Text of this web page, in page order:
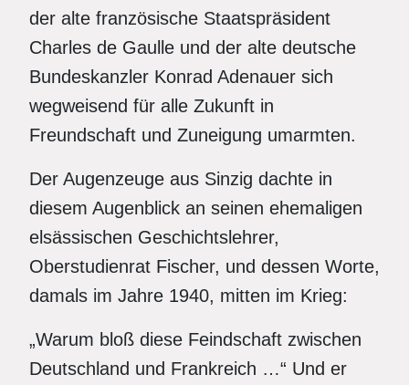
der alte französische Staatspräsident
Charles de Gaulle und der alte deutsche
Bundeskanzler Konrad Adenauer sich
wegweisend für alle Zukunft in
Freundschaft und Zuneigung umarmten.
Der Augenzeuge aus Sinzig dachte in
diesem Augenblick an seinen ehemaligen
elsässischen Geschichtslehrer,
Oberstudienrat Fischer, und dessen Worte,
damals im Jahre 1940, mitten im Krieg:
„Warum bloß diese Feindschaft zwischen
Deutschland und Frankreich …“ Und er